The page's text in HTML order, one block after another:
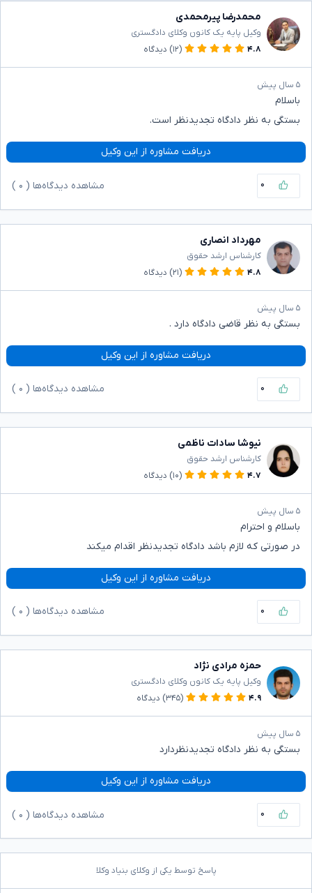
محمدرضا پیرمحمدی
وکیل پایه یک کانون وکلای دادگستری
۴.۸
(۱۲) دیدگاه
۵ سال پیش
باسلام
بستگی به نظر دادگاه تجدیدنظر است.
دریافت مشاوره از این وکیل
۰ مشاهده دیدگاه‌ها ( ۰
مهرداد انصاری
کارشناس ارشد حقوق
۴.۸
(۲۱) دیدگاه
۵ سال پیش
بستگی به نظر قاضی دادگاه دارد .
دریافت مشاوره از این وکیل
۰ مشاهده دیدگاه‌ها ( ۰
نیوشا سادات ناظمی
کارشناس ارشد حقوق
۴.۷
(۱۰) دیدگاه
۵ سال پیش
باسلام و احترام
در صورتی که لازم باشد دادگاه تجدیدنظر اقدام میکند
دریافت مشاوره از این وکیل
۰ مشاهده دیدگاه‌ها ( ۰
حمزه مرادی نژاد
وکیل پایه یک کانون وکلای دادگستری
۴.۹
(۳۴۵) دیدگاه
۵ سال پیش
بستگی به نظر دادگاه تجدیدنظردارد
دریافت مشاوره از این وکیل
۰ مشاهده دیدگاه‌ها ( ۰
پاسخ توسط یکی از وکلای بنیاد وکلا